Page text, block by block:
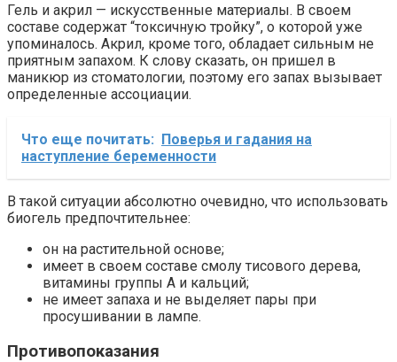
Гель и акрил — искусственные материалы. В своем
составе содержат “токсичную тройку”, о которой уже
упоминалось. Акрил, кроме того, обладает сильным не
приятным запахом. К слову сказать, он пришел в
маникюр из стоматологии, поэтому его запах вызывает
определенные ассоциации.
Что еще почитать: Поверья и гадания на
наступление беременности
В такой ситуации абсолютно очевидно, что использовать
биогель предпочтительнее:
он на растительной основе;
имеет в своем составе смолу тисового дерева,
витамины группы А и кальций;
не имеет запаха и не выделяет пары при
просушивании в лампе.
Противопоказания